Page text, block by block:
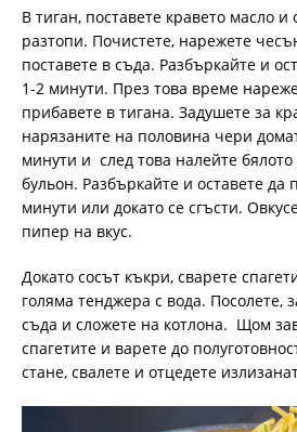
В тиган, поставете кравето масло и
разтопи. Почистете, нарежете
поставете в съда. Разбъркайте и
1-2 минути. През това време
прибавете в тигана. Задушете за
нарязаните на половина чери
минути и след това налейте
бульон. Разбъркайте и оставете да
минути или докато се сгъсти.
пипер на вкус.
Докато сосът къкри, сварете
голяма тенджера с вода. Посолете,
съда и сложете на котлона. Щом
спагетите и варете до
стане, свалете и отцедете